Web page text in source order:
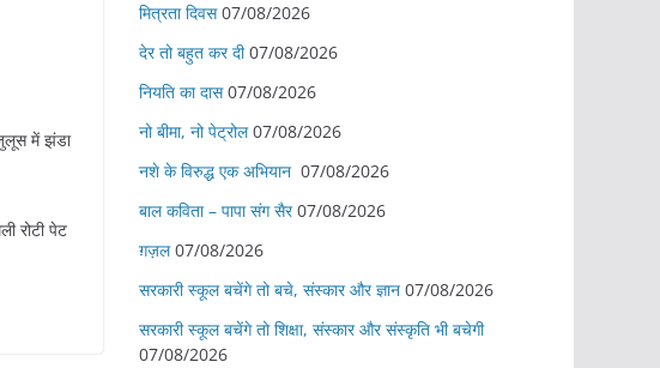
में झंडा
रोटी पेट
मित्रता दिवस 07/08/2026
देर तो बहुत कर दी 07/08/2026
नियति का दास 07/08/2026
नो बीमा, नो पेट्रोल 07/08/2026
नशे के विरुद्ध एक अभियान 07/08/2026
बाल कविता – पापा संग सैर 07/08/2026
ग़ज़ल 07/08/2026
सरकारी स्कूल बचेंगे तो बचे, संस्कार और ज्ञान 07/08/2026
सरकारी स्कूल बचेंगे तो शिक्षा, संस्कार और संस्कृति भी बचेगी
07/08/2026